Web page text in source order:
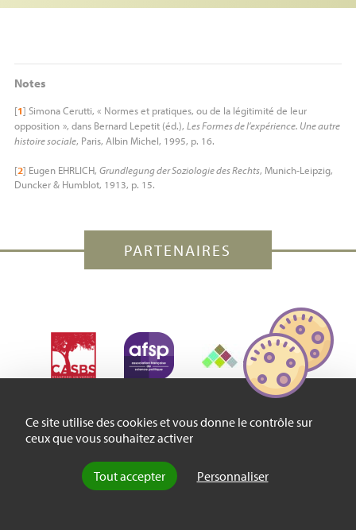
Ce site utilise des cookies et vous donne le contrôle sur
ceux que vous souhaitez activer
Tout accepter Personnaliser
Notes
[1] Simona Cerutti, « Normes et pratiques, ou de la légitimité de leur
opposition », dans Bernard Lepetit (éd.), Les Formes de l’expérience. Une autre
histoire sociale, Paris, Albin Michel, 1995, p. 16.
[2] Eugen EHRLICH, Grundlegung der Soziologie des Rechts, Munich-Leipzig,
Duncker & Humblot, 1913, p. 15.
PARTENAIRES